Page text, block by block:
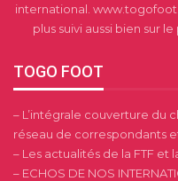
international.
plus suivi aussi bien sur
TOGO FOOT
– L’intégrale couverture du
réseau de correspondants
– Les actualités de la FTF et
– ECHOS DE NOS